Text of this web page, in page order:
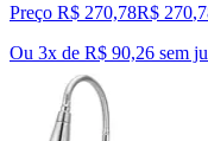
Preço R$ 270,78R$ 270,
Ou 3x de R$ 90,26 sem